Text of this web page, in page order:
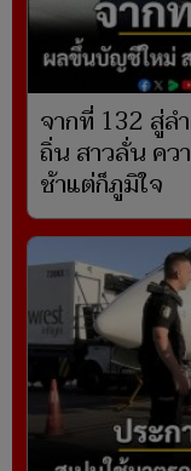
จากที่ 132 สู่
ถิ่น สาวลั่น คว
ช้าแต่ก็ภูมิใจ